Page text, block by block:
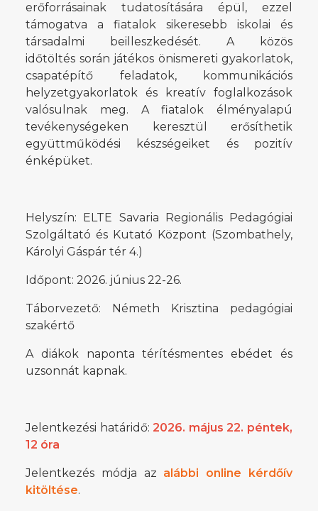
erőforrásainak tudatosítására épül, ezzel
támogatva a fiatalok sikeresebb iskolai és
társadalmi beilleszkedését. A közös
időtöltés során játékos önismereti gyakorlatok,
csapatépítő feladatok, kommunikációs
helyzetgyakorlatok és kreatív foglalkozások
valósulnak meg. A fiatalok élményalapú
tevékenységeken keresztül erősíthetik
együttműködési készségeiket és pozitív
énképüket.
Helyszín: ELTE Savaria Regionális Pedagógiai
Szolgáltató és Kutató Központ (Szombathely,
Károlyi Gáspár tér 4.)
Időpont: 2026. június 22-26.
Táborvezető: Németh Krisztina pedagógiai
szakértő
A diákok naponta térítésmentes ebédet és
uzsonnát kapnak.
Jelentkezési határidő:2026. május 22. péntek,
12 óra
Jelentkezés módja az alábbi online kérdőív
kitöltése.